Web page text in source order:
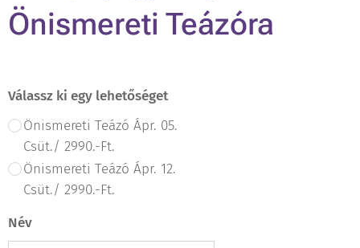
Önismereti Teázóra
Válassz ki egy lehetőséget
Önismereti Teázó Ápr. 05.
Csüt./ 2990.-Ft.
Önismereti Teázó Ápr. 12.
Csüt./ 2990.-Ft.
Név